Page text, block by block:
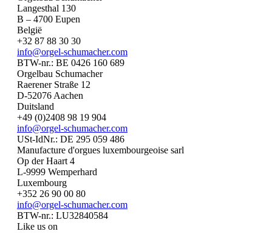
Langesthal 130
B – 4700 Eupen
België
+32 87 88 30 30
info@orgel-schumacher.com
BTW-nr.: BE 0426 160 689
Orgelbau Schumacher
Raerener Straße 12
D-52076 Aachen
Duitsland
+49 (0)2408 98 19 904
info@orgel-schumacher.com
USt-IdNr.: DE 295 059 486
Manufacture d'orgues luxembourgeoise sarl
Op der Haart 4
L-9999 Wemperhard
Luxembourg
+352 26 90 00 80
info@orgel-schumacher.com
BTW-nr.: LU32840584
Like us on